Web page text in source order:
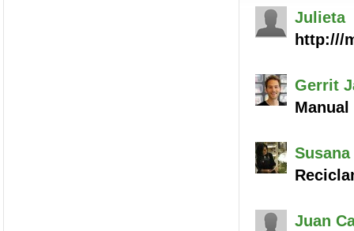
Julieta
http:///
Gerrit
Juan